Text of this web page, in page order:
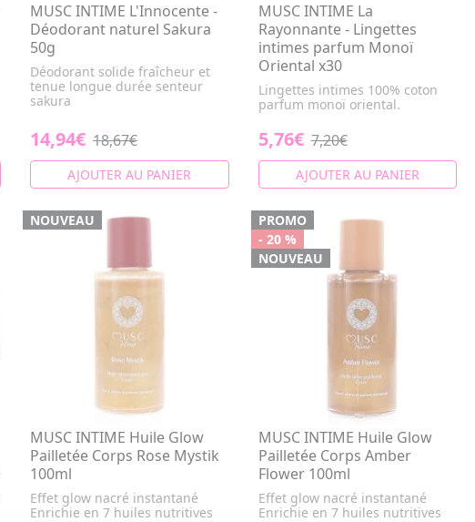
MUSC INTIME L'Innocente -
Déodorant naturel Sakura
50g
Déodorant solide fraîcheur et
tenue longue durée senteur
sakura
14,94€ 18,67€
AJOUTER AU PANIER
MUSC INTIME La
Rayonnante - Lingettes
intimes parfum Monoï
Oriental x30
Lingettes intimes 100% coton
parfum monoï oriental.
5,76€ 7,20€
AJOUTER AU PANIER
NOUVEAU
MUSC INTIME Huile Glow
Pailletée Corps Rose Mystik
100ml
Effet glow nacré instantané
Enrichie en 7 huiles nutritives
PROMO
- 20 %
NOUVEAU
MUSC INTIME Huile Glow
Pailletée Corps Amber
Flower 100ml
Effet glow nacré instantané
Enrichie en 7 huiles nutritives